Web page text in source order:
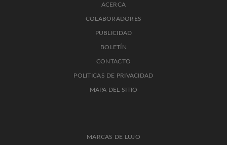
ACERCA
COLABORADORES
PUBLICIDAD
BOLETÍN
CONTACTO
POLITICAS DE PRIVACIDAD
MAPA DEL SITIO
MARCAS DE LUJO